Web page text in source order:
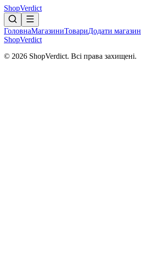
ShopVerdict
ГоловнаМагазиниТовариДодати магазин
ShopVerdict
© 2026 ShopVerdict. Всі права захищені.